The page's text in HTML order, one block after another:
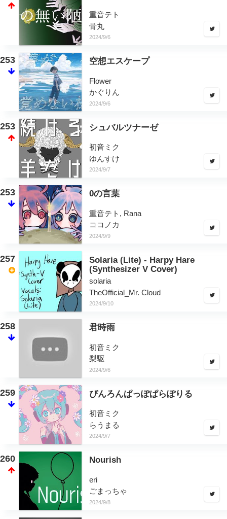
重音テト
骨丸
2024/9/6
253 空想エスケープ
Flower
かぐりん
2024/9/6
253 シュバルツナーゼ
初音ミク
ゆんすけ
2024/9/7
253 0の言葉
重音テト, Rana
ココノカ
2024/9/9
257
Solaria (Lite) - Harpy Hare
(Synthesizer V Cover)
solaria
TheOfficial_Mr. Cloud
2024/9/10
258 君時雨
初音ミク
梨駆
2024/9/6
259 ぴんろんぱっぽぱらぽりる
初音ミク
らうまる
2024/9/7
260 Nourish
eri
ごまっちゃ
2024/9/8